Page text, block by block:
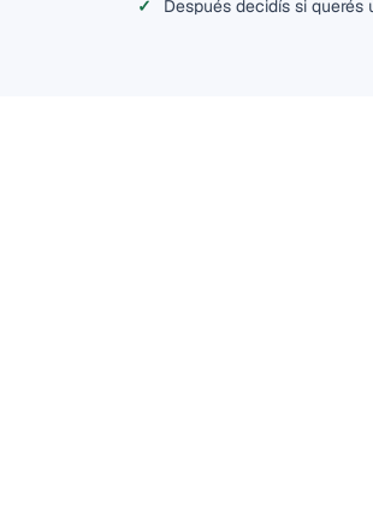
Después decidís si querés